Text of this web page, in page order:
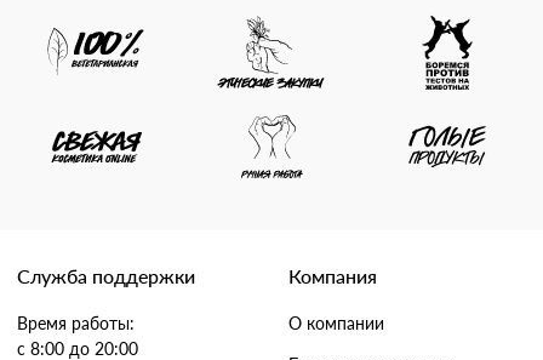
Служба поддержки
Время работы:
с 8:00 до 20:00
Компания
О компании